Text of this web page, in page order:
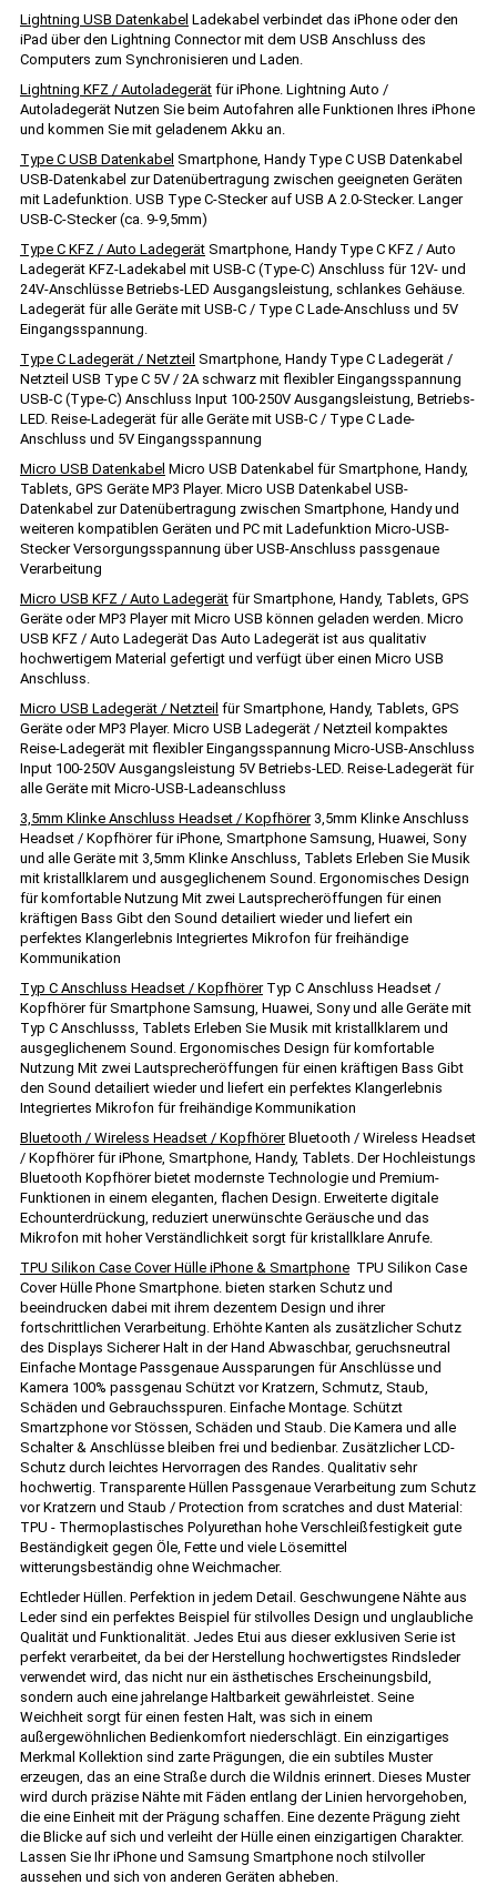
Lightning USB Datenkabel Ladekabel verbindet das iPhone oder den
iPad über den Lightning Connector mit dem USB Anschluss des
Computers zum Synchronisieren und Laden.
Lightning KFZ / Autoladegerät für iPhone. Lightning Auto /
Autoladegerät Nutzen Sie beim Autofahren alle Funktionen Ihres iPhone
und kommen Sie mit geladenem Akku an.
Type C USB Datenkabel Smartphone, Handy Type C USB Datenkabel
USB-Datenkabel zur Datenübertragung zwischen geeigneten Geräten
mit Ladefunktion. USB Type C-Stecker auf USB A 2.0-Stecker. Langer
USB-C-Stecker (ca. 9-9,5mm)
Type C KFZ / Auto Ladegerät Smartphone, Handy Type C KFZ / Auto
Ladegerät KFZ-Ladekabel mit USB-C (Type-C) Anschluss für 12V- und
24V-Anschlüsse Betriebs-LED Ausgangsleistung, schlankes Gehäuse.
Ladegerät für alle Geräte mit USB-C / Type C Lade-Anschluss und 5V
Eingangsspannung.
Type C Ladegerät / Netzteil Smartphone, Handy Type C Ladegerät /
Netzteil USB Type C 5V / 2A schwarz mit flexibler Eingangsspannung
USB-C (Type-C) Anschluss Input 100-250V Ausgangsleistung, Betriebs-
LED. Reise-Ladegerät für alle Geräte mit USB-C / Type C Lade-
Anschluss und 5V Eingangsspannung
Micro USB Datenkabel Micro USB Datenkabel für Smartphone, Handy,
Tablets, GPS Geräte MP3 Player. Micro USB Datenkabel USB-
Datenkabel zur Datenübertragung zwischen Smartphone, Handy und
weiteren kompatiblen Geräten und PC mit Ladefunktion Micro-USB-
Stecker Versorgungsspannung über USB-Anschluss passgenaue
Verarbeitung
Micro USB KFZ / Auto Ladegerät für Smartphone, Handy, Tablets, GPS
Geräte oder MP3 Player mit Micro USB können geladen werden. Micro
USB KFZ / Auto Ladegerät Das Auto Ladegerät ist aus qualitativ
hochwertigem Material gefertigt und verfügt über einen Micro USB
Anschluss.
Micro USB Ladegerät / Netzteil für Smartphone, Handy, Tablets, GPS
Geräte oder MP3 Player. Micro USB Ladegerät / Netzteil kompaktes
Reise-Ladegerät mit flexibler Eingangsspannung Micro-USB-Anschluss
Input 100-250V Ausgangsleistung 5V Betriebs-LED. Reise-Ladegerät für
alle Geräte mit Micro-USB-Ladeanschluss
3,5mm Klinke Anschluss Headset / Kopfhörer3,5mm Klinke Anschluss
Headset / Kopfhörer für iPhone, Smartphone Samsung, Huawei, Sony
und alle Geräte mit 3,5mm Klinke Anschluss, Tablets Erleben Sie Musik
mit kristallklarem und ausgeglichenem Sound. Ergonomisches Design
für komfortable Nutzung Mit zwei Lautsprecheröffungen für einen
kräftigen Bass Gibt den Sound detailiert wieder und liefert ein
perfektes Klangerlebnis Integriertes Mikrofon für freihändige
Kommunikation
Typ C Anschluss Headset / KopfhörerTyp C Anschluss Headset /
Kopfhörer für Smartphone Samsung, Huawei, Sony und alle Geräte mit
Typ C Anschlusss, Tablets Erleben Sie Musik mit kristallklarem und
ausgeglichenem Sound. Ergonomisches Design für komfortable
Nutzung Mit zwei Lautsprecheröffungen für einen kräftigen Bass Gibt
den Sound detailiert wieder und liefert ein perfektes Klangerlebnis
Integriertes Mikrofon für freihändige Kommunikation
Bluetooth / Wireless Headset / KopfhörerBluetooth / Wireless Headset
/ Kopfhörer für iPhone, Smartphone, Handy, Tablets. Der Hochleistungs
Bluetooth Kopfhörer bietet modernste Technologie und Premium-
Funktionen in einem eleganten, flachen Design. Erweiterte digitale
Echounterdrückung, reduziert unerwünschte Geräusche und das
Mikrofon mit hoher Verständlichkeit sorgt für kristallklare Anrufe.
TPU Silikon Case Cover Hülle iPhone & Smartphone TPU Silikon Case
Cover Hülle Phone Smartphone. bieten starken Schutz und
beeindrucken dabei mit ihrem dezentem Design und ihrer
fortschrittlichen Verarbeitung. Erhöhte Kanten als zusätzlicher Schutz
des Displays Sicherer Halt in der Hand Abwaschbar, geruchsneutral
Einfache Montage Passgenaue Aussparungen für Anschlüsse und
Kamera 100% passgenau Schützt vor Kratzern, Schmutz, Staub,
Schäden und Gebrauchsspuren. Einfache Montage. Schützt
Smartzphone vor Stössen, Schäden und Staub. Die Kamera und alle
Schalter & Anschlüsse bleiben frei und bedienbar. Zusätzlicher LCD-
Schutz durch leichtes Hervorragen des Randes. Qualitativ sehr
hochwertig. Transparente Hüllen Passgenaue Verarbeitung zum Schutz
vor Kratzern und Staub / Protection from scratches and dust Material:
TPU - Thermoplastisches Polyurethan hohe Verschleißfestigkeit gute
Beständigkeit gegen Öle, Fette und viele Lösemittel
witterungsbeständig ohne Weichmacher.
Echtleder Hüllen. Perfektion in jedem Detail. Geschwungene Nähte aus
Leder sind ein perfektes Beispiel für stilvolles Design und unglaubliche
Qualität und Funktionalität. Jedes Etui aus dieser exklusiven Serie ist
perfekt verarbeitet, da bei der Herstellung hochwertigstes Rindsleder
verwendet wird, das nicht nur ein ästhetisches Erscheinungsbild,
sondern auch eine jahrelange Haltbarkeit gewährleistet. Seine
Weichheit sorgt für einen festen Halt, was sich in einem
außergewöhnlichen Bedienkomfort niederschlägt. Ein einzigartiges
Merkmal Kollektion sind zarte Prägungen, die ein subtiles Muster
erzeugen, das an eine Straße durch die Wildnis erinnert. Dieses Muster
wird durch präzise Nähte mit Fäden entlang der Linien hervorgehoben,
die eine Einheit mit der Prägung schaffen. Eine dezente Prägung zieht
die Blicke auf sich und verleiht der Hülle einen einzigartigen Charakter.
Lassen Sie Ihr iPhone und Samsung Smartphone noch stilvoller
aussehen und sich von anderen Geräten abheben.